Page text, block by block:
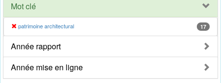
Mot clé
patrimoine architectural 17
Année rapport
Année mise en ligne